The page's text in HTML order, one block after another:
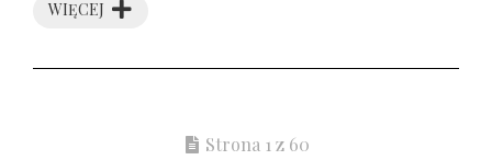
WIĘCEJ
Strona 1 z 60